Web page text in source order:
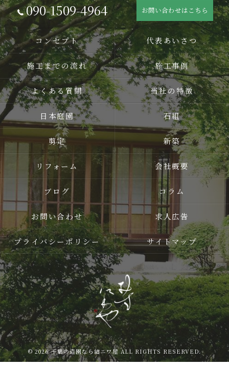
090-1509-4964 お問い合わせはこちら
コンセプト 代表あいさつ
施工までの流れ 施工事例
よくある質問 当社の特徴
日本庭園 石組
剪定 新築
リフォーム 会社概要
ブログ コラム
お問い合わせ 求人広告
プライバシーポリシー サイトマップ
© 2026 千葉の造園なら結ニワ屋 ALL RIGHTS RESERVED.